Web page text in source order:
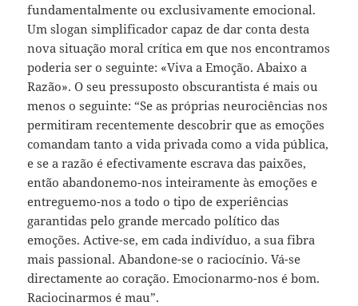
fundamentalmente ou exclusivamente emocional.
Um slogan simplificador capaz de dar conta desta
nova situação moral crítica em que nos encontramos
poderia ser o seguinte: «Viva a Emoção. Abaixo a
Razão». O seu pressuposto obscurantista é mais ou
menos o seguinte: “Se as próprias neurociências nos
permitiram recentemente descobrir que as emoções
comandam tanto a vida privada como a vida pública,
e se a razão é efectivamente escrava das paixões,
então abandonemo-nos inteiramente às emoções e
entreguemo-nos a todo o tipo de experiências
garantidas pelo grande mercado político das
emoções. Active-se, em cada indivíduo, a sua fibra
mais passional. Abandone-se o raciocínio. Vá-se
directamente ao coração. Emocionarmo-nos é bom.
Raciocinarmos é mau”.